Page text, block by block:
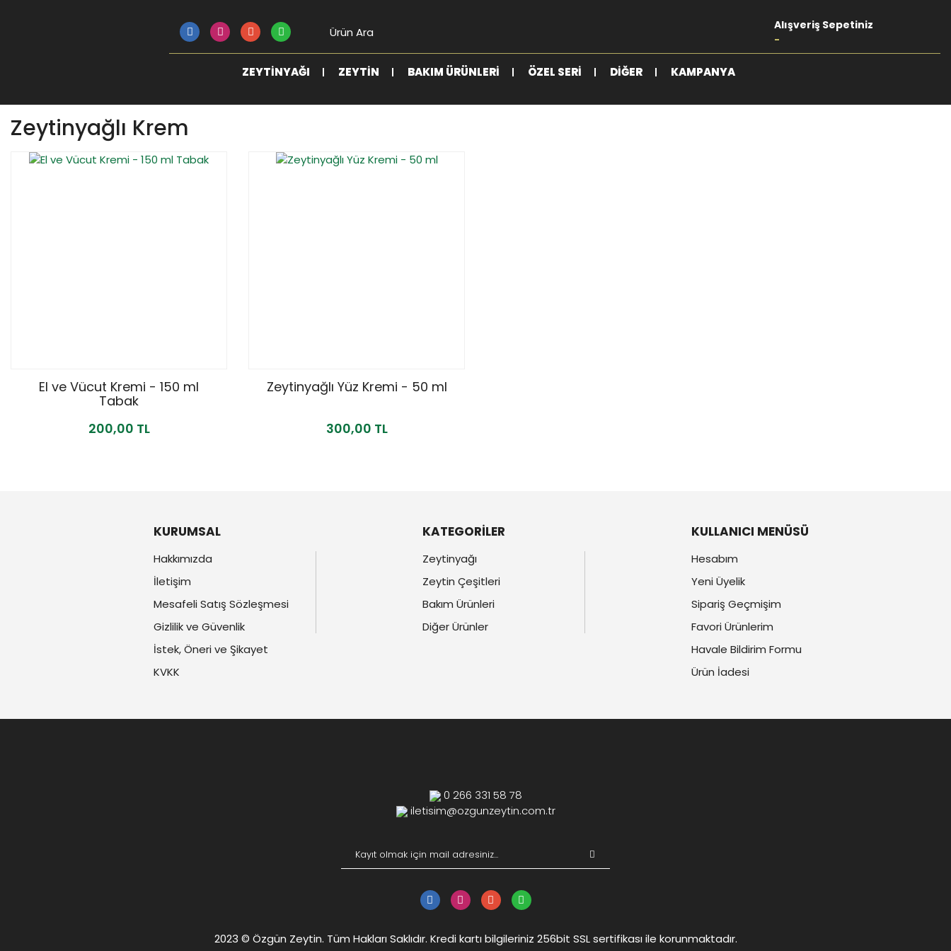
Alışveriş Sepetiniz
-
ZEYTINYAĞI ZEYTIN BAKIM ÜRÜNLERI ÖZEL SERI DIĞER KAMPANYA
Zeytinyağlı Krem
El ve Vücut Kremi - 150 ml
Tabak
200,00 TL
Zeytinyağlı Yüz Kremi - 50 ml
300,00 TL
KURUMSAL
Hakkımızda
İletişim
Mesafeli Satış Sözleşmesi
Gizlilik ve Güvenlik
İstek, Öneri ve Şikayet
KVKK
KATEGORİLER
Zeytinyağı
Zeytin Çeşitleri
Bakım Ürünleri
Diğer Ürünler
KULLANICI MENÜSÜ
Hesabım
Yeni Üyelik
Sipariş Geçmişim
Favori Ürünlerim
Havale Bildirim Formu
Ürün İadesi
0 266 331 58 78
iletisim@ozgunzeytin.com.tr
2023 © Özgün Zeytin. Tüm Hakları Saklıdır. Kredi kartı bilgileriniz 256bit SSL sertifikası ile korunmaktadır.